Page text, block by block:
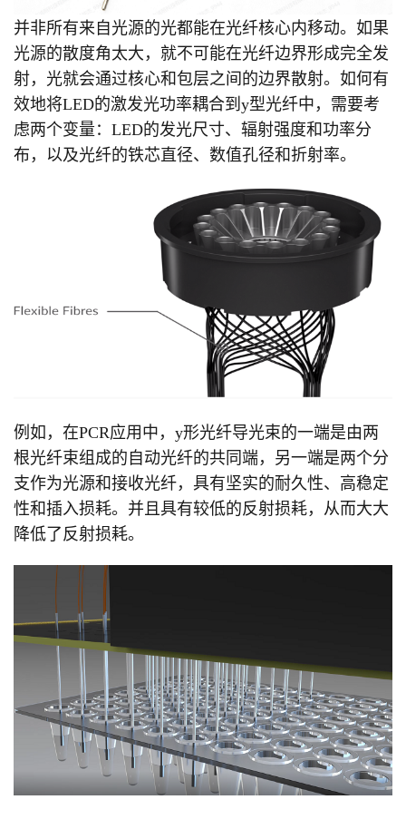
并非所有来自光源的光都能在光纤核心内移动。如果
光源的散度角太大，就不可能在光纤边界形成完全发
射，光就会通过核心和包层之间的边界散射。如何有
效地将LED的激发光功率耦合到 y型光纤中，需要考
虑两个变量： LED的发光尺寸、辐射强度和功率分
布，以及光纤的铁芯直径、数值孔径和折射率。
例如，在PCR应用中， y形光纤导光束的一端是由两
根光纤束组成的自动光纤的共同端，另一端是两个分
支作为光源和接收光纤，具有坚实的耐久性、高稳定
性和插入损耗。并且具有较低的反射损耗，从而大大
降低了反射损耗。